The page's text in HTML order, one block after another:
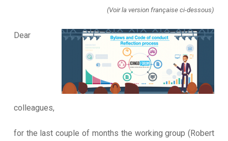
(Voir la version française ci-dessous)
Dear
colleagues,
for the last couple of months the working group (Robert